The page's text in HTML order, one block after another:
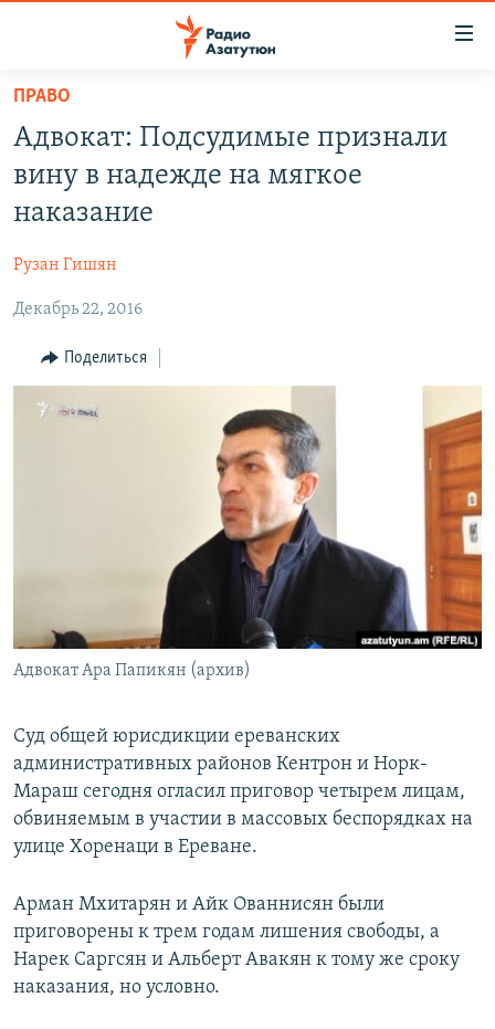
Перейти
основному
содержанию
Перейти
основной
навигации
Перейти
поиску
НОВОСТИ
ПОЛИТИКА
ЭКОНОМИКА
РЕГИОН
НАГОРНЫЙ КАРАБАХ
КУЛЬТУРА
Все сайты Радио Азатутюн
ПРАВО
Адвокат: Подсудимые признали
вину в надежде на мягкое
наказание
Рузан Гишян
Декабрь 22, 2016
Поделиться
Адвокат Ара Папикян (архив)
Суд общей юрисдикции ереванских
административных районов Кентрон и Норк-
Мараш сегодня огласил приговор четырем лицам,
обвиняемым в участии в массовых беспорядках на
улице Хоренаци в Ереване.
Арман Мхитарян и Айк Ованнисян были
приговорены к трем годам лишения свободы, а
Нарек Саргсян и Альберт Авакян к тому же сроку
наказания, но условно.